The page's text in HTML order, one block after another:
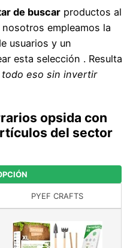
de buscar productos al
empleamos la
usuarios y un
esta selección . Resulta
todo eso sin invertir
opsida con
del sector
PYEF CRAFTS